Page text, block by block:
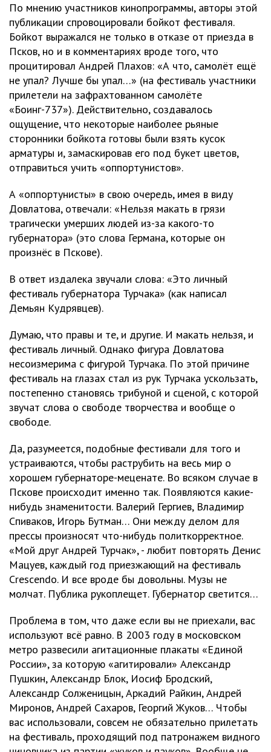
По мнению участников кинопрограммы, авторы этой
публикации спровоцировали бойкот фестиваля.
Бойкот выражался не только в отказе от приезда в
Псков, но и в комментариях вроде того, что
процитировал Андрей Плахов: «А что, самолёт ещё
не упал? Лучше бы упал…» (на фестиваль участники
прилетели на зафрахтованном самолёте
«Боинг-737»). Действительно, создавалось
ощущение, что некоторые наиболее рьяные
сторонники бойкота готовы были взять кусок
арматуры и, замаскировав его под букет цветов,
отправиться учить «оппортунистов».
А «оппортунисты» в свою очередь, имея в виду
Довлатова, отвечали: «Нельзя макать в грязи
трагически умерших людей из-за какого-то
губернатора» (это слова Германа, которые он
произнёс в Пскове).
В ответ издалека звучали слова: «Это личный
фестиваль губернатора Турчака» (как написал
Демьян Кудрявцев).
Думаю, что правы и те, и другие. И макать нельзя, и
фестиваль личный. Однако фигура Довлатова
несоизмерима с фигурой Турчака. По этой причине
фестиваль на глазах стал из рук Турчака ускользать,
постепенно становясь трибуной и сценой, с которой
звучат слова о свободе творчества и вообще о
свободе.
Да, разумеется, подобные фестивали для того и
устраиваются, чтобы раструбить на весь мир о
хорошем губернаторе-меценате. Во всяком случае в
Пскове происходит именно так. Появляются какие-
нибудь знаменитости. Валерий Гергиев, Владимир
Спиваков, Игорь Бутман… Они между делом для
прессы произносят что-нибудь политкорректное.
«Мой друг Андрей Турчак», - любит повторять Денис
Мацуев, каждый год приезжающий на фестиваль
Crescendo. И все вроде бы довольны. Музы не
молчат. Публика рукоплещет. Губернатор светится…
Проблема в том, что даже если вы не приехали, вас
используют всё равно. В 2003 году в московском
метро развесили агитационные плакаты «Единой
России», за которую «агитировали» Александр
Пушкин, Александр Блок, Иосиф Бродский,
Александр Солженицын, Аркадий Райкин, Андрей
Миронов, Андрей Сахаров, Георгий Жуков… Чтобы
вас использовали, совсем не обязательно прилетать
на фестиваль, проходящий под патронажем видного